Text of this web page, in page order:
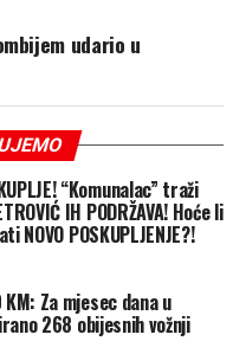
udario u
“Komunalac” traži
IH PODRŽAVA! Hoće li
NOVO POSKUPLJENJE?!
KM: Za mjesec dana u
268 obijesnih vožnji